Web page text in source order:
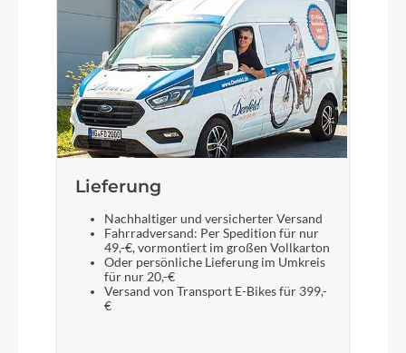
Lieferung
Nachhaltiger und versicherter Versand
Fahrradversand: Per Spedition für nur
49,-€, vormontiert im großen Vollkarton
Oder persönliche Lieferung im Umkreis
für nur 20,-€
Versand von Transport E-Bikes für 399,-
€